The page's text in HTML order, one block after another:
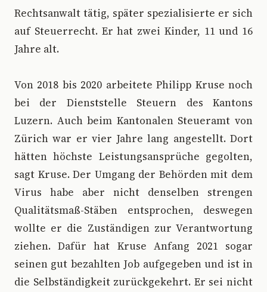
Rechtsanwalt tätig, später spezialisierte er sich
auf Steuerrecht. Er hat zwei Kinder, 11 und 16
Jahre alt.
Von 2018 bis 2020 arbeitete Philipp Kruse noch
bei der Dienststelle Steuern des Kantons
Luzern. Auch beim Kantonalen Steueramt von
Zürich war er vier Jahre lang angestellt. Dort
hätten höchste Leistungsansprüche gegolten,
sagt Kruse. Der Umgang der Behörden mit dem
Virus habe aber nicht denselben strengen
Qualitätsmaß-Stäben entsprochen, deswegen
wollte er die Zuständigen zur Verantwortung
ziehen. Dafür hat Kruse Anfang 2021 sogar
seinen gut bezahlten Job aufgegeben und ist in
die Selbständigkeit zurückgekehrt. Er sei nicht